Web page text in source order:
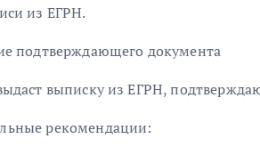
из ЕГРН.
подтверждающего документа
выписку из ЕГРН,
рекомендации: